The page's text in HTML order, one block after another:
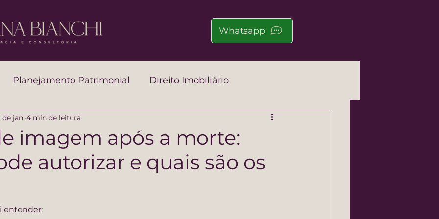
Whatsapp
Planejamento Patrimonial Direito Imobiliário
Patrimonial
imagem após a morte:
autorizar e quais são os
de jan. 4 min de leitura
entender: